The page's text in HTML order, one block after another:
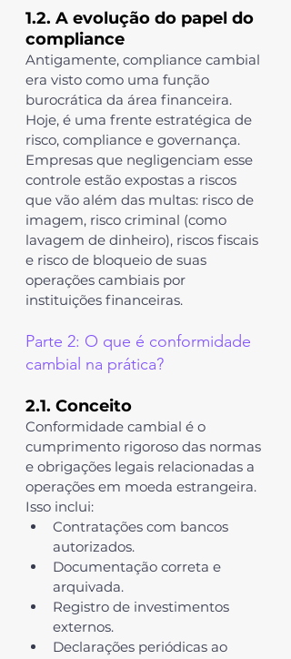
1.2. A evolução do papel do
compliance
Antigamente, compliance cambial
era visto como uma função
burocrática da área financeira.
Hoje, é uma frente estratégica de
risco, compliance e governança.
Empresas que negligenciam esse
controle estão expostas a riscos
que vão além das multas: risco de
imagem, risco criminal (como
lavagem de dinheiro), riscos fiscais
e risco de bloqueio de suas
operações cambiais por
instituições financeiras.
Parte 2: O que é conformidade
cambial na prática?
2.1. Conceito
Conformidade cambial é o
cumprimento rigoroso das normas
e obrigações legais relacionadas a
operações em moeda estrangeira.
Isso inclui:
Contratações com bancos
autorizados.
Documentação correta e
arquivada.
Registro de investimentos
externos.
Declarações periódicas ao